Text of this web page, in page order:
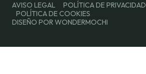
AVISO LEGAL
POLÍTICA DE PRIVACIDAD
POLÍTICA DE COOKIES
DISEÑO POR WONDERMOCHI